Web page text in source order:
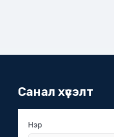
Санал хүсэлт
Нэр